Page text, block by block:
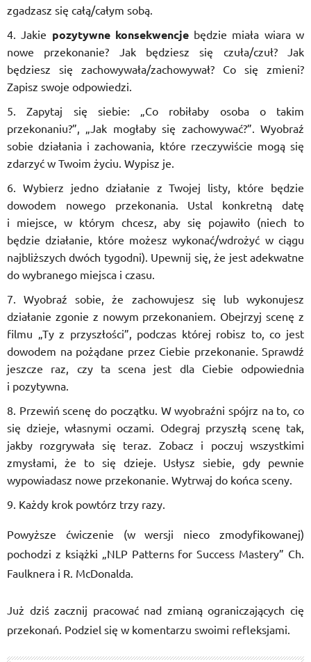
zgadzasz się całą/całym sobą.
Jakie pozytywne konsekwencjebędzie miała wiara w
nowe przekonanie? Jak będziesz się czuła/czuł? Jak
będziesz się zachowywała/zachowywał? Co się zmieni?
Zapisz swoje odpowiedzi.
Zapytaj się siebie: „Co robiłaby osoba o takim
przekonaniu?”, „Jak mogłaby się zachowywać?”. Wyobraź
sobie działania i zachowania, które rzeczywiście mogą się
zdarzyć w Twoim życiu. Wypisz je.
Wybierz jedno działanie z Twojej listy, które będzie
dowodem nowego przekonania. Ustal konkretną datę
i miejsce, w którym chcesz, aby się pojawiło (niech to
będzie działanie, które możesz wykonać/wdrożyć w ciągu
najbliższych dwóch tygodni). Upewnij się, że jest adekwatne
do wybranego miejsca i czasu.
Wyobraź sobie, że zachowujesz się lub wykonujesz
działanie zgonie z nowym przekonaniem. Obejrzyj scenę z
filmu „Ty z przyszłości”, podczas której robisz to, co jest
dowodem na pożądane przez Ciebie przekonanie. Sprawdź
jeszcze raz, czy ta scena jest dla Ciebie odpowiednia
i pozytywna.
Przewiń scenę do początku. W wyobraźni spójrz na to, co
się dzieje, własnymi oczami. Odegraj przyszłą scenę tak,
jakby rozgrywała się teraz. Zobacz i poczuj wszystkimi
zmysłami, że to się dzieje. Usłysz siebie, gdy pewnie
wypowiadasz nowe przekonanie. Wytrwaj do końca sceny.
Każdy krok powtórz trzy razy.
Powyższe ćwiczenie (w wersji nieco zmodyfikowanej)
pochodzi z książki „NLP Patterns for Success Mastery” Ch.
Faulknera i R. McDonalda.
Już dziś zacznij pracować nad zmianą ograniczających cię
przekonań. Podziel się w komentarzu swoimi refleksjami.